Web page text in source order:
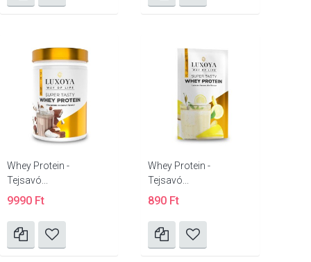
Whey Protein -
Tejsavó...
9990 Ft
Whey Protein -
Tejsavó...
890 Ft